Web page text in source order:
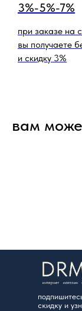
3%-5%-7%
при заказе на
вы получаете
и скидку 3%
вам
скидку и